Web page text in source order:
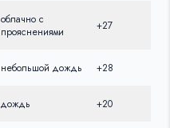
облачно с
прояснениями
+27
небольшой дождь +28
дождь +20